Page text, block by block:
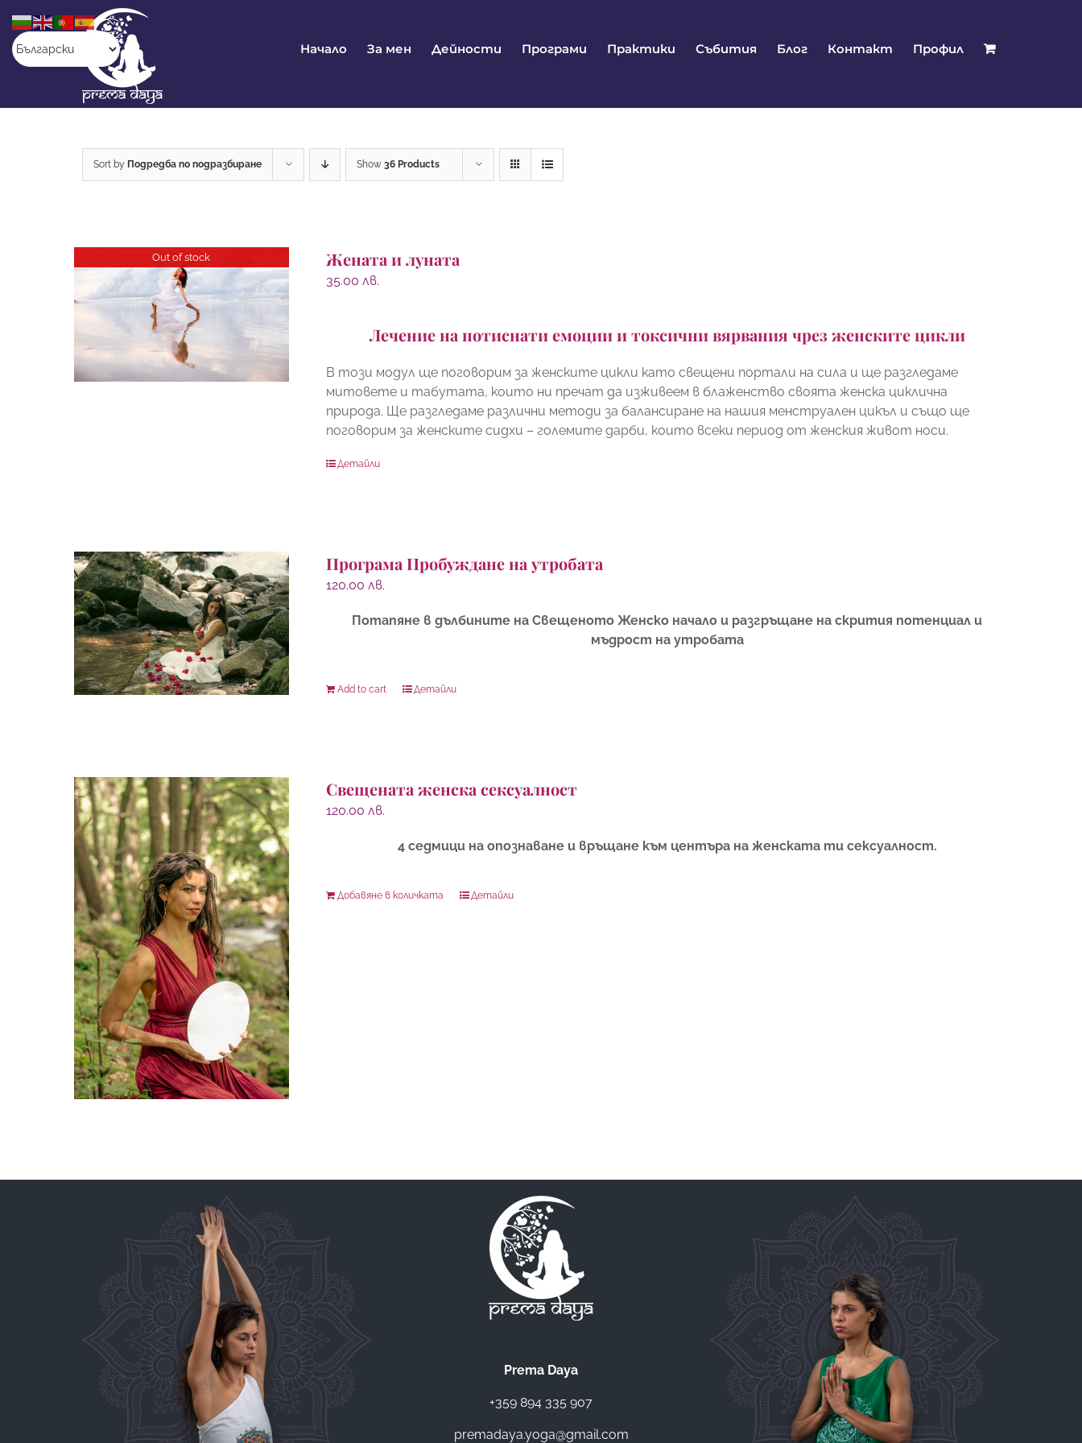
content
Начало За мен Дейности Програми Практики Събития Блог Контакт Профил
Sort by Подредба по подразбиране Show 36 Products
Out of stock Жената и луната
35.00лв.
Лечение на потиснати емоции и токсични вярвания чрез женските цикли
В този модул ще поговорим за женските цикли като свещени портали на сила и ще разгледаме
митовете и табутата, които ни пречат да изживеем в блаженство своята женска циклична
природа. Ще разгледаме различни методи за балансиране на нашия менструален цикъл и също ще
поговорим за женските сидхи – големите дарби, които всеки период от женския живот носи.
Детайли
Програма Пробуждане на утробата
120.00лв.
Потапяне в дълбините на Свещеното Женско начало и разгръщане на скрития потенциал и
мъдрост на утробата
Add to cart Детайли
Свещената женска сексуалност
120.00лв.
4 седмици на опознаване и връщане към центъра на женската ти сексуалност.
Добавяне в количката Детайли
Prema Daya
+359 894 335 907
premadaya.yoga@gmail.com